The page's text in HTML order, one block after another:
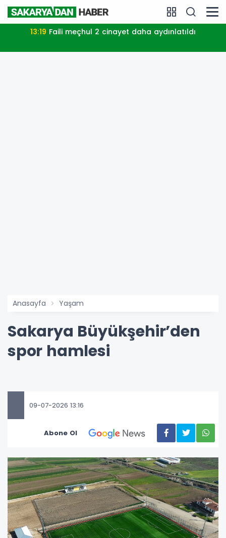
13:19 Faili meçhul 2 cinayet daha aydınlatıldı
Anasayfa Yaşam
Sakarya Büyükşehir’den
spor hamlesi
09-07-2026 13:16
Abone Ol